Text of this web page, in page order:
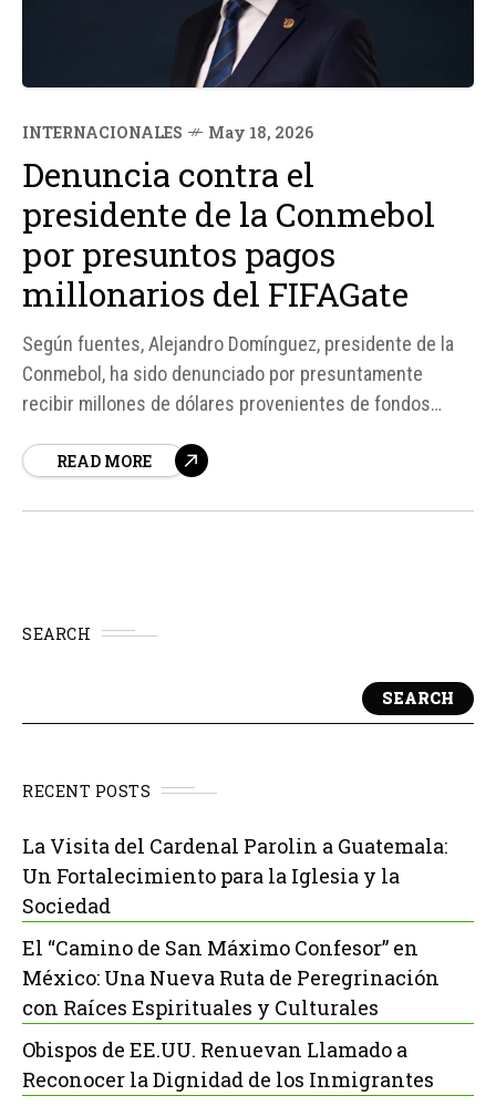
INTERNACIONALES May 18, 2026
Denuncia contra el
presidente de la Conmebol
por presuntos pagos
millonarios del FIFAGate
Según fuentes, Alejandro Domínguez, presidente de la
Conmebol, ha sido denunciado por presuntamente
recibir millones de dólares provenientes de fondos
"FIFAGate". La denuncia, presentada ante el comité de
READ MORE
SEARCH
SEARCH
RECENT POSTS
La Visita del Cardenal Parolin a Guatemala:
Un Fortalecimiento para la Iglesia y la
Sociedad
El “Camino de San Máximo Confesor” en
México: Una Nueva Ruta de Peregrinación
con Raíces Espirituales y Culturales
Obispos de EE.UU. Renuevan Llamado a
Reconocer la Dignidad de los Inmigrantes